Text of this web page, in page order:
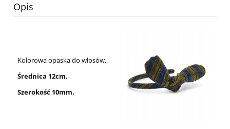
Opis
Kolorowa opaska do włosów.
Średnica 12cm.
Szerokość 10mm.